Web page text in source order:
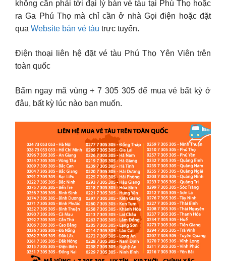
không cần phải tới đại lý bán vé tàu tại Phú Thọ hoặc
ra Ga Phú Thọ mà chỉ cần ở nhà Gọi điện hoặc đặt
qua Website bán vé tàu trực tuyến.
Điện thoại liên hệ đặt vé tàu Phú Thọ Yên Viên trên
toàn quốc
Bấm ngay mã vùng + 7 305 305 để mua vé bất kỳ ở
đâu, bất kỳ lúc nào bạn muốn.